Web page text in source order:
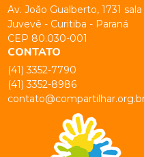
Av. João Gualberto, 1731
Juvevê - Curitiba - Paraná
CEP 80.030-001
CONTATO
(41) 3352-7790
(41) 3352-8986